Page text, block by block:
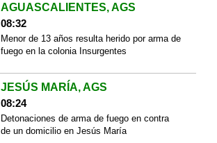
AGUASCALIENTES, AGS
08:32
Menor de 13 años resulta herido por arma de
fuego en la colonia Insurgentes
JESÚS MARÍA, AGS
08:24
Detonaciones de arma de fuego en contra
de un domicilio en Jesús María